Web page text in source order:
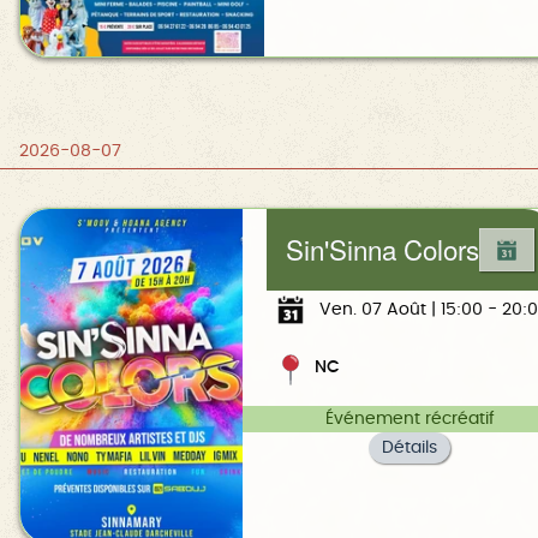
2026-08-07
Sin'Sinna Colors
Ven. 07 Août | 15:00 -
NC
Événement récréatif
Détails